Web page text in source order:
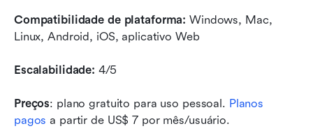
Compatibilidade de plataforma: Windows, Mac,
Linux, Android, iOS, aplicativo Web
Escalabilidade: 4/5
Preços: plano gratuito para uso pessoal. Planos
pagos a partir de US$ 7 por mês/usuário.